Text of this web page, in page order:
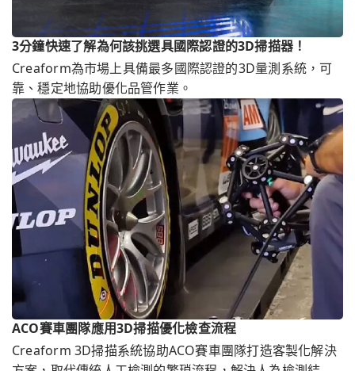
3分鐘快速了解為何該挑選具國際認證的3D掃描器！
Creaform為市場上具備最多國際認證的3D量測系統，可
靠、穩定地協助優化品管作業。
ACO賽車團隊應用3D掃描優化檢查流程
Creaform 3D掃描系統協助ACO賽車團隊打造客製化解決